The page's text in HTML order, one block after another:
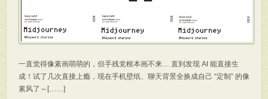
一直觉得像素画萌萌的，但手残党根本画不来… 直到发现 AI 能直接生
成！试了几次直接上瘾，现在手机壁纸、聊天背景全换成自己 “定制” 的像
素风了～[……]